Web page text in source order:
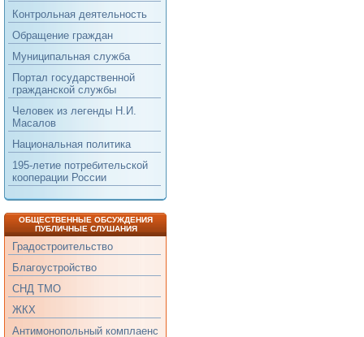
Контрольная деятельность
Обращение граждан
Муниципальная служба
Портал государственной
гражданской службы
Человек из легенды Н.И.
Масалов
Национальная политика
195-летие потребительской
кооперации России
ОБЩЕСТВЕННЫЕ ОБСУЖДЕНИЯ
ПУБЛИЧНЫЕ СЛУШАНИЯ
Градостроительство
Благоустройство
СНД ТМО
ЖКХ
Антимонопольный комплаенс